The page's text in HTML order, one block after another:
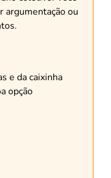
argumentação ou
e da caixinha
opção